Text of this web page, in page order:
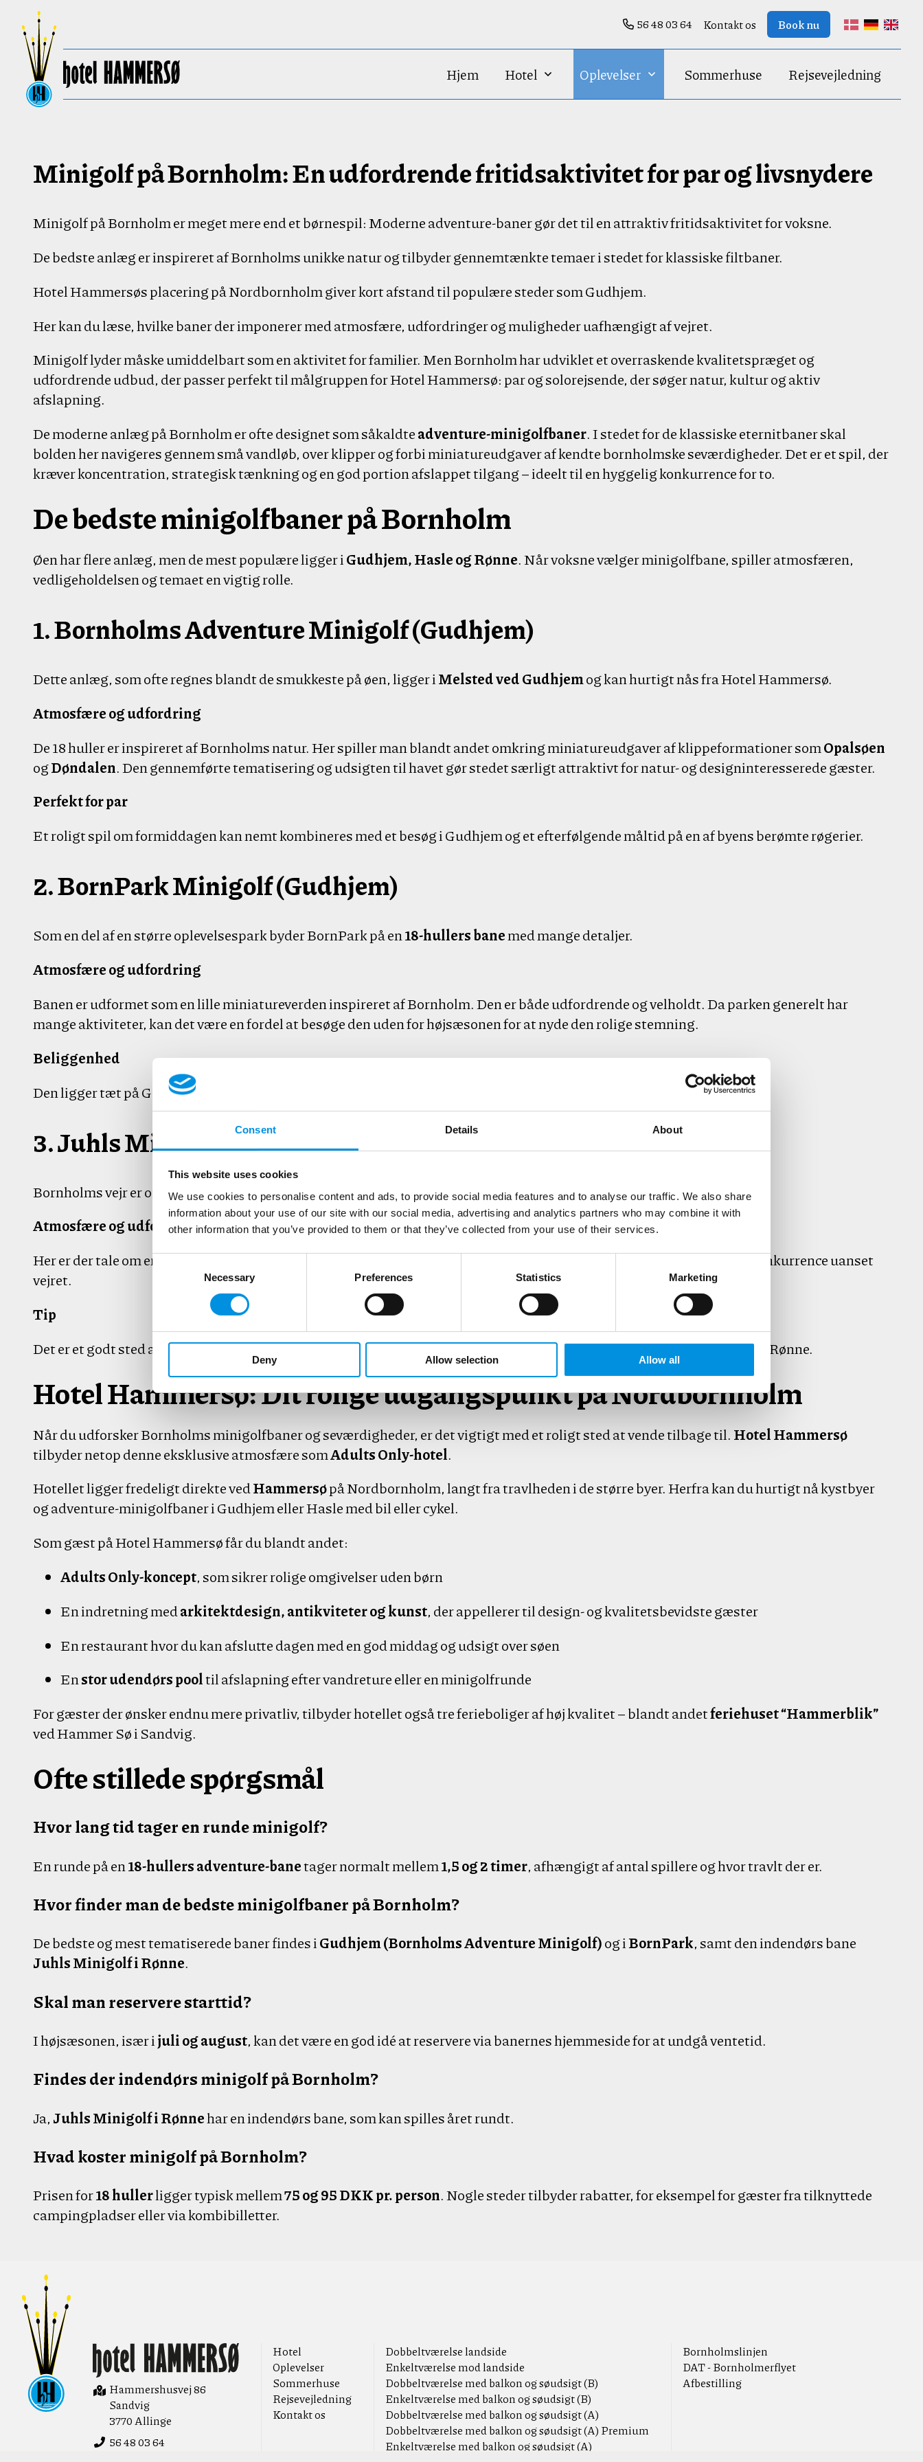
Consent Details About
This website uses cookies
We use cookies to personalise content and ads, to provide social media features and to analyse our traffic. We also share
information about your use of our site with our social media, advertising and analytics partners who may combine it with
other information that you’ve provided to them or that they’ve collected from your use of their services.
Consent Selection
Necessary
Preferences Statistics Marketing
Deny Allow selection Allow all
56 48 03 64 Kontakt os
Hjem Hotel Oplevelser Sommerhuse Rejsevejledning
Book nu
Minigolf på Bornholm: En udfordrende fritidsaktivitet for par og livsnydere
Minigolf på Bornholm er meget mere end et børnespil: Moderne adventure-baner gør det til en attraktiv fritidsaktivitet for voksne.
De bedste anlæg er inspireret af Bornholms unikke natur og tilbyder gennemtænkte temaer i stedet for klassiske filtbaner.
Hotel Hammersøs placering på Nordbornholm giver kort afstand til populære steder som Gudhjem.
Her kan du læse, hvilke baner der imponerer med atmosfære, udfordringer og muligheder uafhængigt af vejret.
Minigolf lyder måske umiddelbart som en aktivitet for familier. Men Bornholm har udviklet et overraskende kvalitetspræget og
udfordrende udbud, der passer perfekt til målgruppen for Hotel Hammersø: par og solorejsende, der søger natur, kultur og aktiv
afslapning.
De moderne anlæg på Bornholm er ofte designet som såkaldteadventure-minigolfbaner. I stedet for de klassiske eternitbaner skal
bolden her navigeres gennem små vandløb, over klipper og forbi miniatureudgaver af kendte bornholmske seværdigheder. Det er et spil, der
kræver koncentration, strategisk tænkning og en god portion afslappet tilgang – ideelt til en hyggelig konkurrence for to.
De bedste minigolfbaner på Bornholm
Øen har flere anlæg, men de mest populære ligger iGudhjem, Hasle og Rønne. Når voksne vælger minigolfbane, spiller atmosfæren,
vedligeholdelsen og temaet en vigtig rolle.
1. Bornholms Adventure Minigolf (Gudhjem)
Dette anlæg, som ofte regnes blandt de smukkeste på øen, ligger iMelsted ved Gudhjemog kan hurtigt nås fra Hotel Hammersø.
Atmosfære og udfordring
De 18 huller er inspireret af Bornholms natur. Her spiller man blandt andet omkring miniatureudgaver af klippeformationer somOpalsøen
ogDøndalen. Den gennemførte tematisering og udsigten til havet gør stedet særligt attraktivt for natur- og designinteresserede gæster.
Perfekt for par
Et roligt spil om formiddagen kan nemt kombineres med et besøg i Gudhjem og et efterfølgende måltid på en af byens berømte røgerier.
2. BornPark Minigolf (Gudhjem)
Som en del af en større oplevelsespark byder BornPark på en18-hullers banemed mange detaljer.
Atmosfære og udfordring
Banen er udformet som en lille miniatureverden inspireret af Bornholm. Den er både udfordrende og velholdt. Da parken generelt har
mange aktiviteter, kan det være en fordel at besøge den uden for højsæsonen for at nyde den rolige stemning.
Beliggenhed
Den ligger tæt på Gudhjem og er derfor også let at nå fra Nordbornholm.
3. Juhls Minigolf (Rønne) – indendørs mulighed
Bornholms vejr er ofte godt, men på regnvejrsdage erJuhls Minigolf i Rønneet godt alternativ.
Atmosfære og udfordring
Her er der tale om enindendørs bane, som kan spilles året rundt. Det moderne anlæg giver mulighed for en hyggelig konkurrence uanset
vejret.
Tip
Det er et godt sted at tilbringe formiddagen, før man fortsætter dagen med at udforske gallerier og antikvitetsbutikker i Rønne.
Hotel Hammersø: Dit rolige udgangspunkt på Nordbornholm
Når du udforsker Bornholms minigolfbaner og seværdigheder, er det vigtigt med et roligt sted at vende tilbage til. Hotel Hammersø
tilbyder netop denne eksklusive atmosfære somAdults Only-hotel.
Hotellet ligger fredeligt direkte vedHammersøpå Nordbornholm, langt fra travlheden i de større byer. Herfra kan du hurtigt nå kystbyer
og adventure-minigolfbaner i Gudhjem eller Hasle med bil eller cykel.
Som gæst på Hotel Hammersø får du blandt andet:
Adults Only-koncept, som sikrer rolige omgivelser uden børn
En indretning medarkitektdesign, antikviteter og kunst, der appellerer til design- og kvalitetsbevidste gæster
En restaurant hvor du kan afslutte dagen med en god middag og udsigt over søen
Enstor udendørs pooltil afslapning efter vandreture eller en minigolfrunde
For gæster der ønsker endnu mere privatliv, tilbyder hotellet også tre ferieboliger af høj kvalitet – blandt andetferiehuset “Hammerblik”
ved Hammer Sø i Sandvig.
Ofte stillede spørgsmål
Hvor lang tid tager en runde minigolf?
En runde på en 18-hullers adventure-banetager normalt mellem1,5 og 2 timer, afhængigt af antal spillere og hvor travlt der er.
Hvor finder man de bedste minigolfbaner på Bornholm?
De bedste og mest tematiserede baner findes iGudhjem (Bornholms Adventure Minigolf)og iBornPark, samt den indendørs bane
Juhls Minigolf i Rønne.
Skal man reservere starttid?
I højsæsonen, især ijuli og august, kan det være en god idé at reservere via banernes hjemmeside for at undgå ventetid.
Findes der indendørs minigolf på Bornholm?
Ja, Juhls Minigolf i Rønnehar en indendørs bane, som kan spilles året rundt.
Hvad koster minigolf på Bornholm?
Prisen for18 hullerligger typisk mellem75 og 95 DKK pr. person. Nogle steder tilbyder rabatter, for eksempel for gæster fra tilknyttede
campingpladser eller via kombibilletter.
Hotel Hammersø
Hammershusvej 86
Sandvig
3770 Allinge
56 48 03 64
Hotel
Oplevelser
Sommerhuse
Rejsevejledning
Kontakt os
Dobbeltværelse landside
Enkeltværelse mod landside
Dobbeltværelse med balkon og søudsigt (B)
Enkeltværelse med balkon og søudsigt (B)
Dobbeltværelse med balkon og søudsigt (A)
Dobbeltværelse med balkon og søudsigt (A) Premium
Enkeltværelse med balkon og søudsigt (A)
Bornholmslinjen
DAT - Bornholmerflyet
Afbestilling